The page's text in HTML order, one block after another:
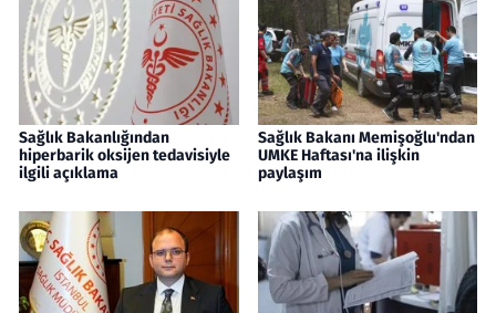
Sağlık Bakanlığından
hiperbarik oksijen tedavisiyle
ilgili açıklama
Sağlık Bakanı Memişoğlu'ndan
UMKE Haftası'na ilişkin
paylaşım